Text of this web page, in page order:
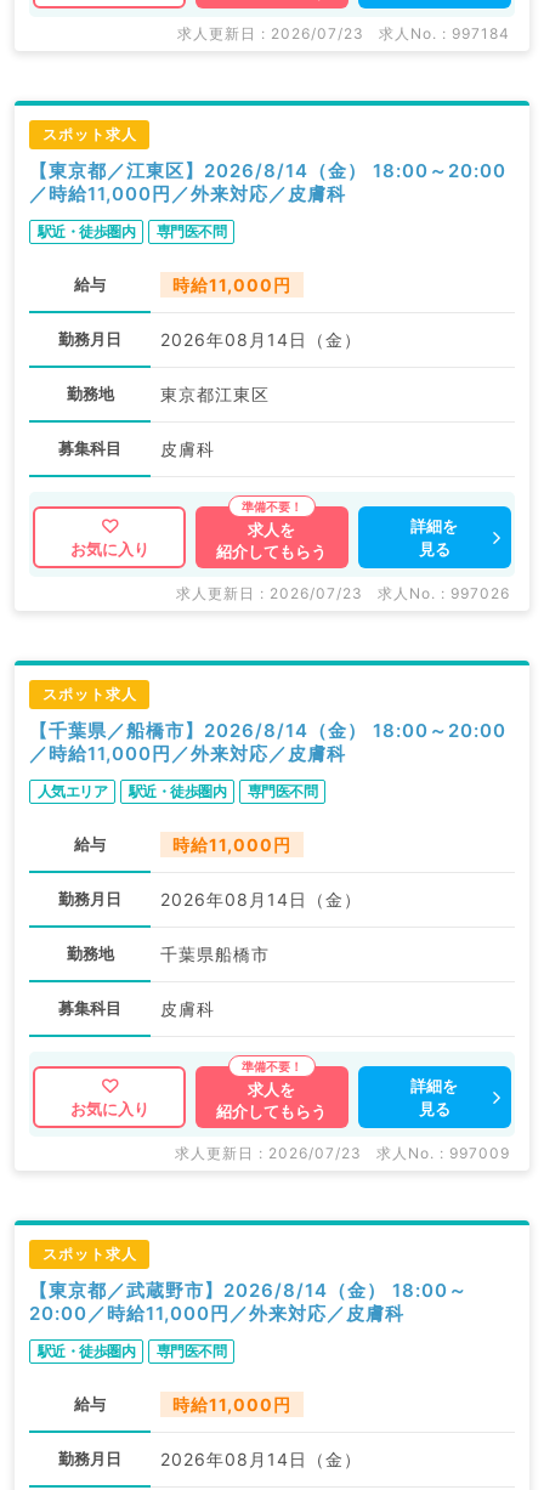
求人更新日 : 2026/07/23 求人No. : 997184
スポット求人
【東京都／江東区】2026/8/14（金） 18:00～20:00
／時給11,000円／外来対応／皮膚科
駅近・徒歩圏内 専門医不問
給与 時給11,000円
勤務月日 2026年08月14日（金）
勤務地 東京都江東区
募集科目 皮膚科
お気に入り
求人を
紹介してもらう
詳細を
見る
求人更新日 : 2026/07/23 求人No. : 997026
スポット求人
【千葉県／船橋市】2026/8/14（金） 18:00～20:00
／時給11,000円／外来対応／皮膚科
人気エリア 駅近・徒歩圏内 専門医不問
給与 時給11,000円
勤務月日 2026年08月14日（金）
勤務地 千葉県船橋市
募集科目 皮膚科
お気に入り
求人を
紹介してもらう
詳細を
見る
求人更新日 : 2026/07/23 求人No. : 997009
スポット求人
【東京都／武蔵野市】2026/8/14（金） 18:00～
20:00／時給11,000円／外来対応／皮膚科
駅近・徒歩圏内 専門医不問
給与 時給11,000円
勤務月日 2026年08月14日（金）